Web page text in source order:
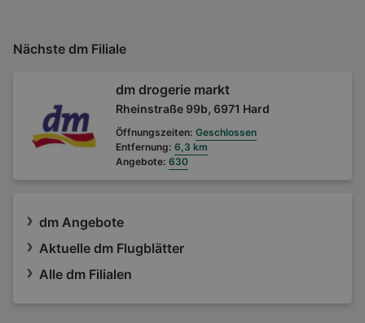
Nächste dm Filiale
dm drogerie markt
Rheinstraße 99b, 6971 Hard
Öffnungszeiten: Geschlossen
Entfernung: 6,3 km
Angebote: 630
dm Angebote
Aktuelle dm Flugblätter
Alle dm Filialen